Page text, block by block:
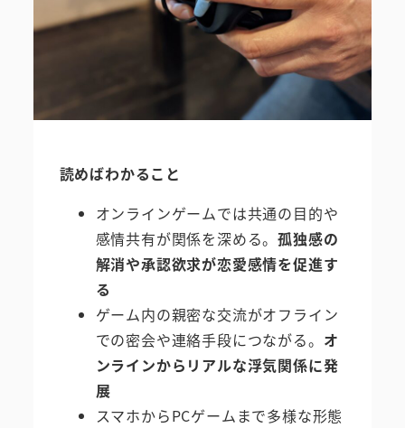
読めばわかること
オンラインゲームでは共通の目的や
感情共有が関係を深める。孤独感の
解消や承認欲求が恋愛感情を促進す
る
ゲーム内の親密な交流がオフライン
での密会や連絡手段につながる。 オ
ンラインからリアルな浮気関係に発
展
スマホからPCゲームまで多様な形態